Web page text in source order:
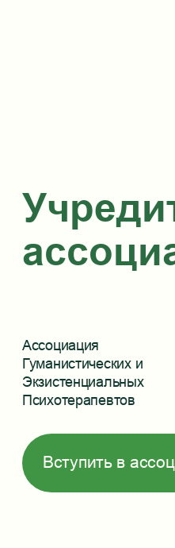
Ассоциация
Гуманистических и